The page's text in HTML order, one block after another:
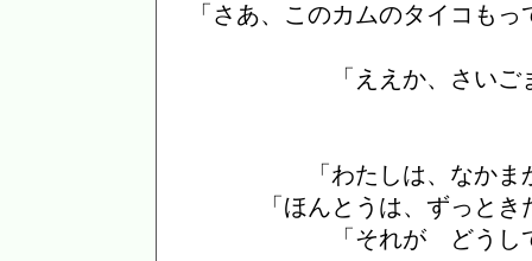
「さあ、このカムのタイコも
「ええか、さい
「わたしは、なか
「ほんとうは、ずっと
「それが どうし